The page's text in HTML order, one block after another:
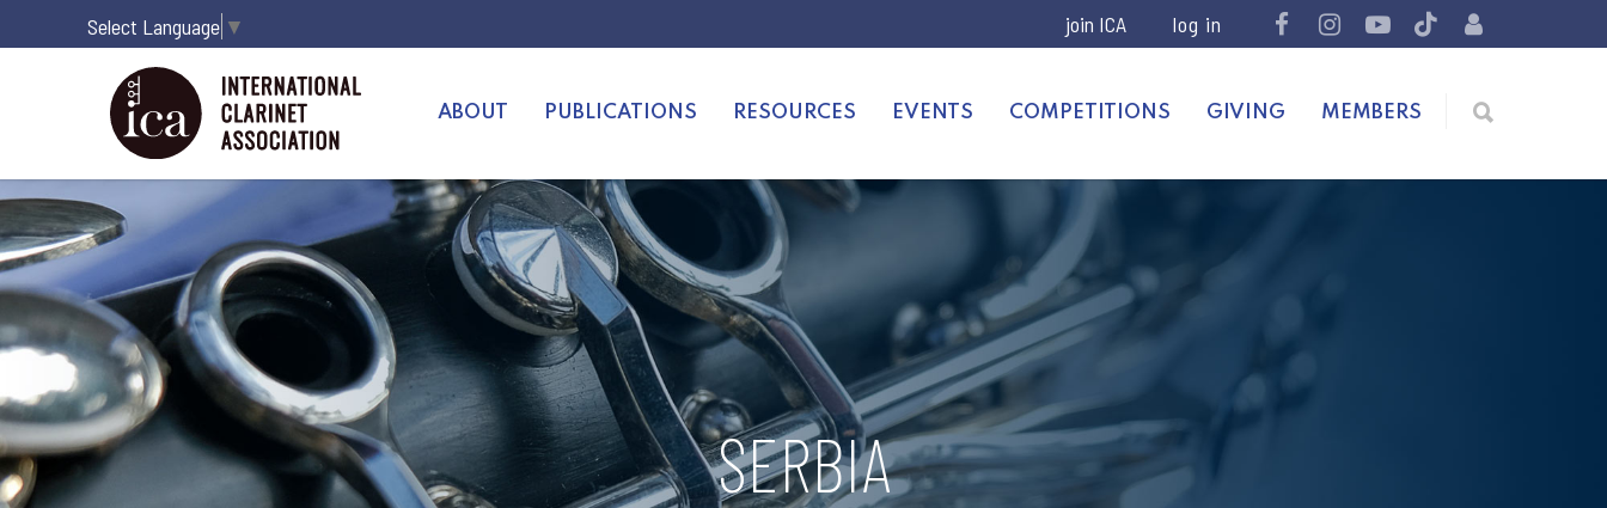
Select Language ▼ join ICA
ABOUT PUBLICATIONS RESOURCES EVENTS COMPETITIONS GIVING MEMBERS
SERBIA